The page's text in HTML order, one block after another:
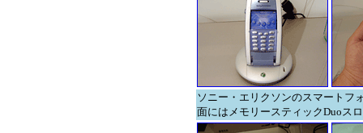
ソニー・エリクソンのスマートフ
面にはメモリースティックDuoス